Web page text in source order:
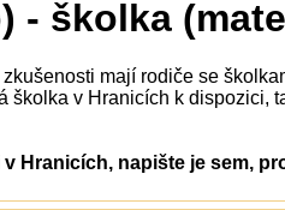
- školka
mají rodiče se
školka v Hranicích k dispozici,
Hranicích, napište je sem,